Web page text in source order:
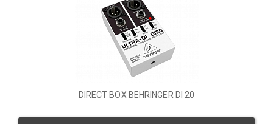
DIRECT BOX BEHRINGER DI 20